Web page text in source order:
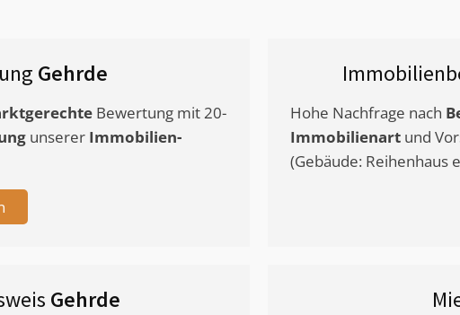
Gehrde
Bewertung mit 20-
unserer Immobilien-
Hohe Nachfrage nach
Immobilienart und
(Gebäude: Reihenhaus
Gehrde